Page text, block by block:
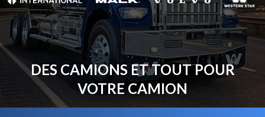
DES CAMIONS ET TOUT POUR
VOTRE CAMION